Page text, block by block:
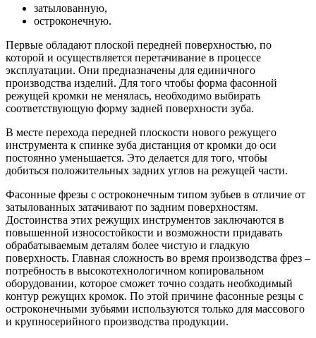
затылованную,
остроконечную.
Первые обладают плоской передней поверхностью, по
которой и осуществляется перетачивание в процессе
эксплуатации. Они предназначены для единичного
производства изделий. Для того чтобы форма фасонной
режущей кромки не менялась, необходимо выбирать
соответствующую форму задней поверхности зуба.
В месте перехода передней плоскости нового режущего
инструмента к спинке зуба дистанция от кромки до оси
постоянно уменьшается. Это делается для того, чтобы
добиться положительных задних углов на режущей части.
Фасонные фрезы с остроконечным типом зубьев в отличие от
затылованных затачивают по задним поверхностям.
Достоинства этих режущих инструментов заключаются в
повышенной износостойкости и возможности придавать
обрабатываемым деталям более чистую и гладкую
поверхность. Главная сложность во время производства фрез –
потребность в высокотехнологичном копировальном
оборудовании, которое сможет точно создать необходимый
контур режущих кромок. По этой причине фасонные резцы с
остроконечными зубьями используются только для массового
и крупносерийного производства продукции.